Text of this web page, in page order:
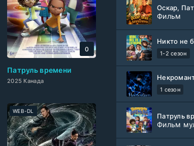
Патруль времени
2025 Канада
0
WEB-DL
Фильм
1-2 сезон
1 сезон
Патруль
Фильм